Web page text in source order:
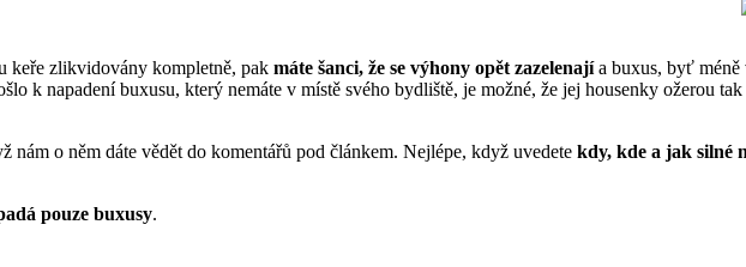
keře zlikvidovány kompletně, pak máte šanci, že se výhony opět zazelenajía buxus, byť méně
k napadení buxusu, který nemáte v místě svého bydliště, je možné, že jej housenky ožerou
o něm dáte vědět do komentářů pod článkem. Nejlépe, když uvedete kdy, kde a jak silné
pouze buxusy.